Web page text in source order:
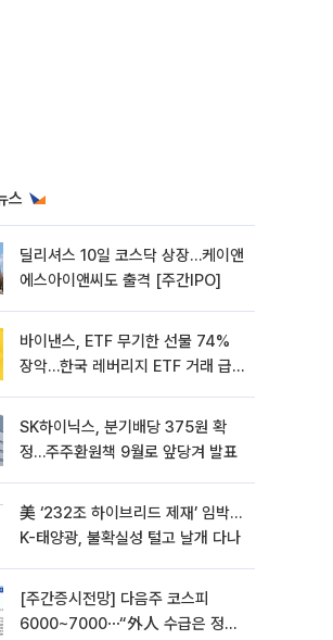
스
딜리셔스 10일 코스닥 상장…케이앤
에스아이앤씨도 출격 [주간IPO]
바이낸스, ETF 무기한 선물 74%
장악…한국 레버리지 ETF 거래 급
SK하이닉스, 분기배당 375원 확
정…주주환원책 9월로 앞당겨 발표
美 ‘232조 하이브리드 제재’ 임박…
K-태양광, 불확실성 털고 날개 다나
[주간증시전망] 다음주 코스피
6000~7000⋯“外人 수급은 정책